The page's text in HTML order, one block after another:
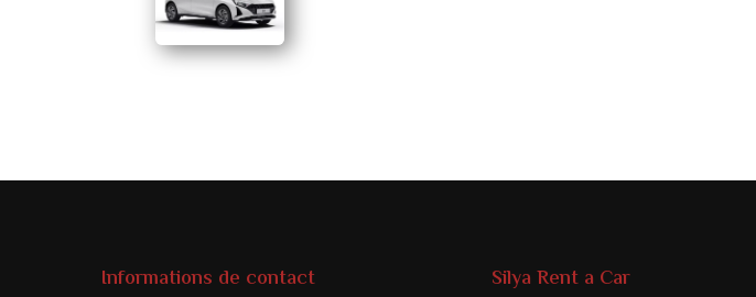
Silya Rent a Car
Informations de contact